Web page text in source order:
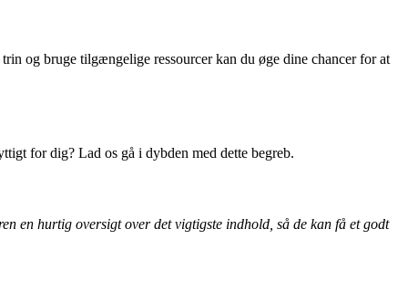
og bruge tilgængelige ressourcer kan du øge dine chancer for at
for dig? Lad os gå i dybden med dette begreb.
en hurtig oversigt over det vigtigste indhold, så de kan få et godt